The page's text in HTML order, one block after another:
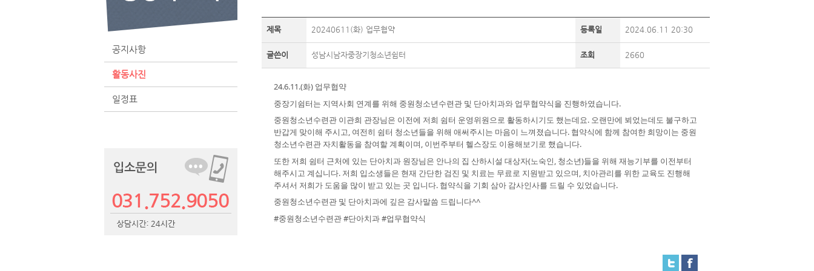
공지사항
활동사진
일정표
제목 20240611(화) 업무협약 등록일 2024.06.11 20:30
글쓴이 성남시남자중장기청소년쉼터 조회 2660
24.6.11.(화) 업무협약
중장기쉼터는 지역사회 연계를 위해 중원청소년수련관 및 단아치과와 업무협약식을 진행하였습니다.
중원청소년수련관 이관희 관장님은 이전에 저희 쉼터 운영위원으로 활동하시기도 했는데요. 오랜만에 뵈었는데도 불구하고
반갑게 맞이해 주시고, 여전히 쉼터 청소년들을 위해 애써주시는 마음이 느껴졌습니다. 협약식에 함께 참여한 희망이는 중원
청소년수련관 자치활동을 참여할 계획이며, 이번주부터 헬스장도 이용해보기로 했습니다.
또한 저희 쉼터 근처에 있는 단아치과 원장님은 안나의 집 산하시설 대상자(노숙인, 청소년)들을 위해 재능기부를 이전부터
해주시고 계십니다. 저희 입소생들은 현재 간단한 검진 및 치료는 무료로 지원받고 있으며, 치아관리를 위한 교육도 진행해
주셔서 저희가 도움을 많이 받고 있는 곳 입니다. 협약식을 기회 삼아 감사인사를 드릴 수 있었습니다.
중원청소년수련관 및 단아치과에 깊은 감사말씀 드립니다^^
#중원청소년수련관#단아치과#업무협약식